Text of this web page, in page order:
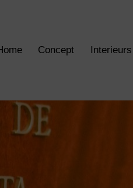
Concept Interieurs